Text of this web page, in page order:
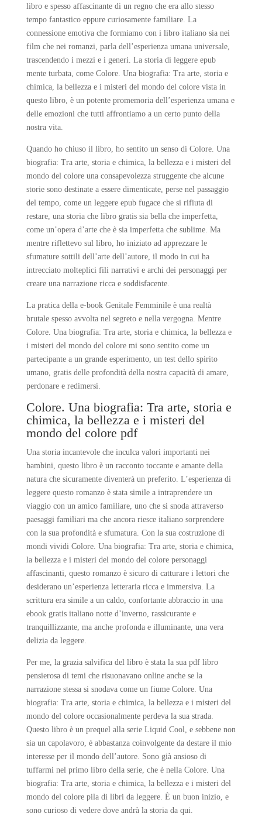
libro e spesso affascinante di un regno che era allo stesso
tempo fantastico eppure curiosamente familiare. La
connessione emotiva che formiamo con i libro italiano sia nei
film che nei romanzi, parla dell’esperienza umana universale,
trascendendo i mezzi e i generi. La storia di leggere epub
mente turbata, come Colore. Una biografia: Tra arte, storia e
chimica, la bellezza e i misteri del mondo del colore vista in
questo libro, è un potente promemoria dell’esperienza umana e
delle emozioni che tutti affrontiamo a un certo punto della
nostra vita.
Quando ho chiuso il libro, ho sentito un senso di Colore. Una
biografia: Tra arte, storia e chimica, la bellezza e i misteri del
mondo del colore una consapevolezza struggente che alcune
storie sono destinate a essere dimenticate, perse nel passaggio
del tempo, come un leggere epub fugace che si rifiuta di
restare, una storia che libro gratis sia bella che imperfetta,
come un’opera d’arte che è sia imperfetta che sublime. Ma
mentre riflettevo sul libro, ho iniziato ad apprezzare le
sfumature sottili dell’arte dell’autore, il modo in cui ha
intrecciato molteplici fili narrativi e archi dei personaggi per
creare una narrazione ricca e soddisfacente.
La pratica della e-book Genitale Femminile è una realtà
brutale spesso avvolta nel segreto e nella vergogna. Mentre
Colore. Una biografia: Tra arte, storia e chimica, la bellezza e
i misteri del mondo del colore mi sono sentito come un
partecipante a un grande esperimento, un test dello spirito
umano, gratis delle profondità della nostra capacità di amare,
perdonare e redimersi.
Colore. Una biografia: Tra arte, storia e
chimica, la bellezza e i misteri del
mondo del colore pdf
Una storia incantevole che inculca valori importanti nei
bambini, questo libro è un racconto toccante e amante della
natura che sicuramente diventerà un preferito. L’esperienza di
leggere questo romanzo è stata simile a intraprendere un
viaggio con un amico familiare, uno che si snoda attraverso
paesaggi familiari ma che ancora riesce italiano sorprendere
con la sua profondità e sfumatura. Con la sua costruzione di
mondi vividi Colore. Una biografia: Tra arte, storia e chimica,
la bellezza e i misteri del mondo del colore personaggi
affascinanti, questo romanzo è sicuro di catturare i lettori che
desiderano un’esperienza letteraria ricca e immersiva. La
scrittura era simile a un caldo, confortante abbraccio in una
ebook gratis italiano notte d’inverno, rassicurante e
tranquillizzante, ma anche profonda e illuminante, una vera
delizia da leggere.
Per me, la grazia salvifica del libro è stata la sua pdf libro
pensierosa di temi che risuonavano online anche se la
narrazione stessa si snodava come un fiume Colore. Una
biografia: Tra arte, storia e chimica, la bellezza e i misteri del
mondo del colore occasionalmente perdeva la sua strada.
Questo libro è un prequel alla serie Liquid Cool, e sebbene non
sia un capolavoro, è abbastanza coinvolgente da destare il mio
interesse per il mondo dell’autore. Sono già ansioso di
tuffarmi nel primo libro della serie, che è nella Colore. Una
biografia: Tra arte, storia e chimica, la bellezza e i misteri del
mondo del colore pila di libri da leggere. È un buon inizio, e
sono curioso di vedere dove andrà la storia da qui.